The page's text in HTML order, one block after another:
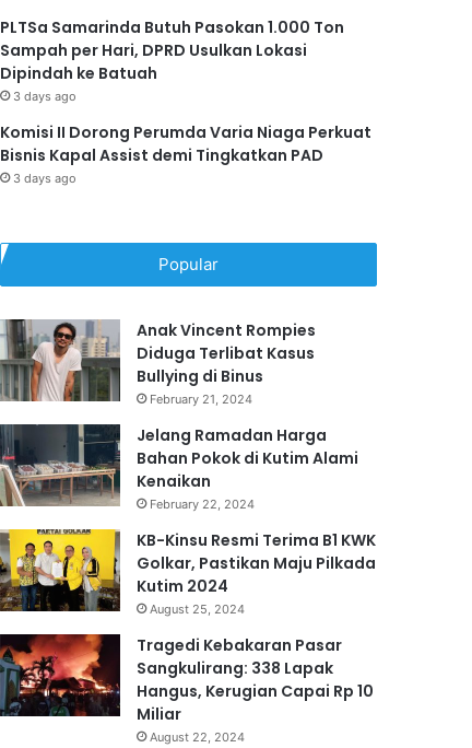
PLTSa Samarinda Butuh Pasokan 1.000 Ton
Sampah per Hari, DPRD Usulkan Lokasi
Dipindah ke Batuah
3 days ago
Komisi II Dorong Perumda Varia Niaga Perkuat
Bisnis Kapal Assist demi Tingkatkan PAD
3 days ago
Popular
Anak Vincent Rompies
Diduga Terlibat Kasus
Bullying di Binus
February 21, 2024
Jelang Ramadan Harga
Bahan Pokok di Kutim Alami
Kenaikan
February 22, 2024
KB-Kinsu Resmi Terima B1 KWK
Golkar, Pastikan Maju Pilkada
Kutim 2024
August 25, 2024
Tragedi Kebakaran Pasar
Sangkulirang: 338 Lapak
Hangus, Kerugian Capai Rp 10
Miliar
August 22, 2024